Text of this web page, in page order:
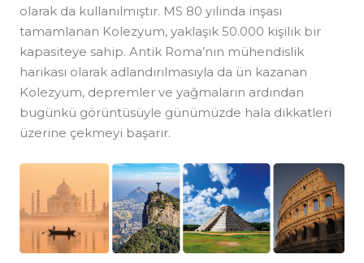
olarak da kullanılmıştır. MS 80 yılında inşası
tamamlanan Kolezyum, yaklaşık 50.000 kişilik bir
kapasiteye sahip. Antik Roma’nın mühendislik
harikası olarak adlandırılmasıyla da ün kazanan
Kolezyum, depremler ve yağmaların ardından
bugünkü görüntüsüyle günümüzde hala dikkatleri
üzerine çekmeyi başarır.